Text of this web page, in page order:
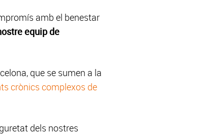
amb el benestar
equip de
que se sumen a la
crònics complexos de
dels nostres